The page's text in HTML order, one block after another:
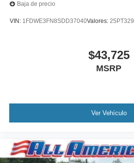
Baja de precio
VIN: 1FDWE3FN8SDD37040Valores: 25PT329
$43,725
MSRP
Ver Vehículo